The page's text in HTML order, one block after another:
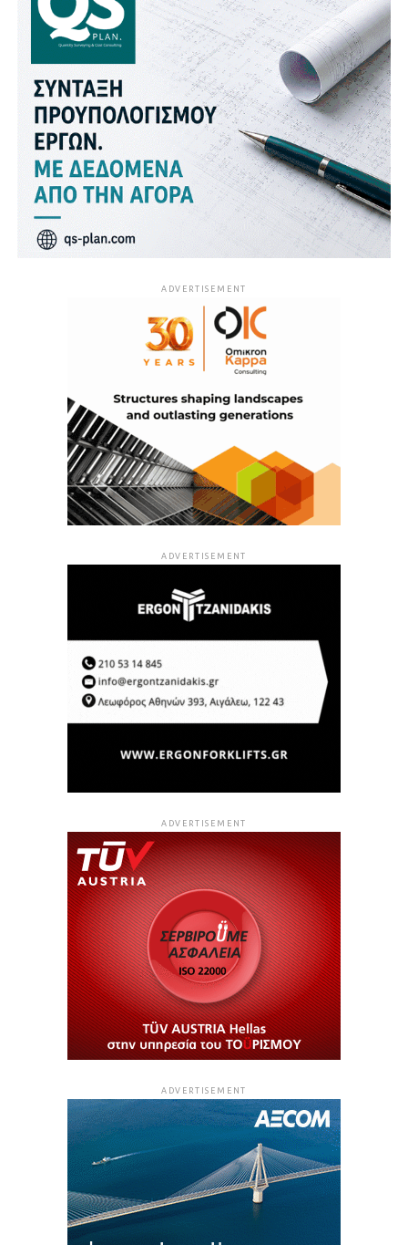
ADVERTISEMENT
ADVERTISEMENT
ADVERTISEMENT
ADVERTISEMENT